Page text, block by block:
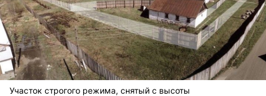
Участок строгого режима, снятый с высоты